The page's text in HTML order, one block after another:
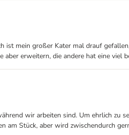
mein großer Kater mal drauf
erweitern, die andere hat eine
wir arbeiten sind. Um ehrlich
Stück, aber wird zwischendurch